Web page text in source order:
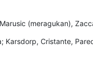
(meragukan),
Cristante,